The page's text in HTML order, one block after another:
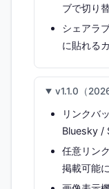
ブで切り
シェアラ
に貼れる
v1.1.0（
リンクバ
Bluesky /
任意リン
掲載可能に